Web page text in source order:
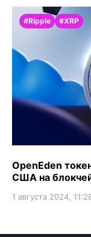
#Ripple #XRP
OpenEden
США на
1 августа 2024,